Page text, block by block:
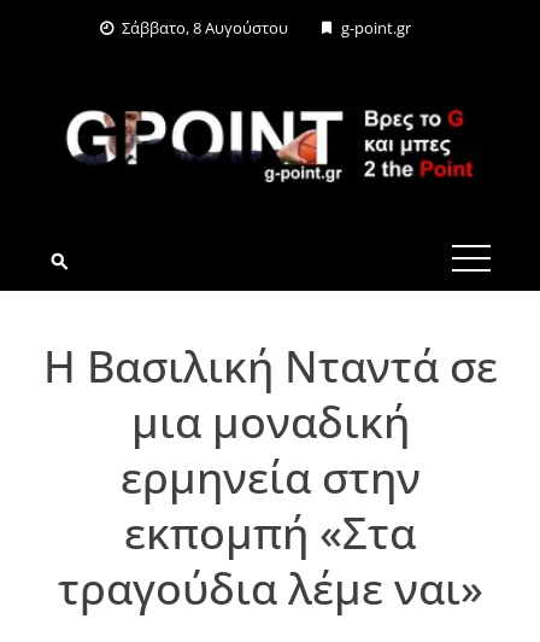
Σάββατο, 8 Αυγούστου g-point.gr
G-POINT.GR
Η Βασιλική Νταντά σε
μια μοναδική
ερμηνεία στην
εκπομπή «Στα
τραγούδια λέμε ναι»